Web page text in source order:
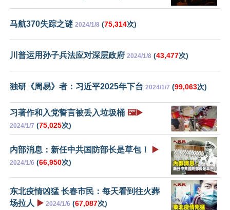
马航370失踪之谜 2024/1/8 (75,314次)
川普运用孙子兵法应对深层政府 2024/1/8 (43,477次)
独研《周易》者：习近平2025年下台 2024/1/7 (99,063次)
习著作和入党誓言被丢入垃圾桶 🖼️▶️
2024/1/7 (75,025次)
内部消息：新任中共国防部长是草包！ ▶️
2024/1/6 (66,950次)
东北疫情凶猛 长春市民：每天看到往火葬
场拉人 ▶️ 2024/1/6 (67,087次)